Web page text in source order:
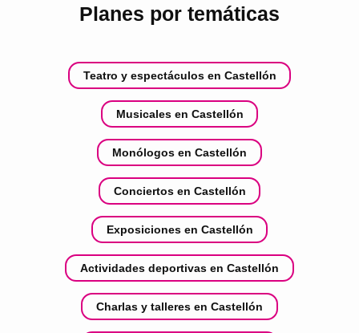
Planes por temáticas
Teatro y espectáculos en Castellón
Musicales en Castellón
Monólogos en Castellón
Conciertos en Castellón
Exposiciones en Castellón
Actividades deportivas en Castellón
Charlas y talleres en Castellón